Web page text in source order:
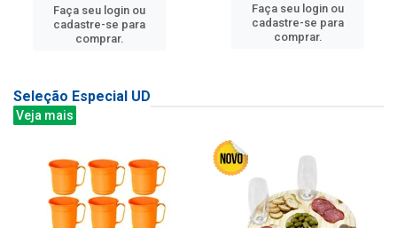
Faça seu login ou
cadastre-se para
comprar.
Faça seu login ou
cadastre-se para
comprar.
Seleção Especial UD
Veja mais